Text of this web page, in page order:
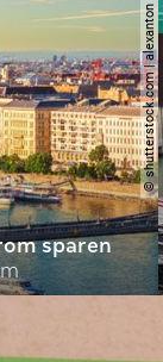
© shutterstock.com | alexanton
sparen